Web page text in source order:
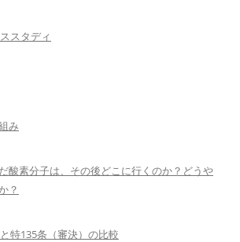
スタディ
み
酸素分子は、その後どこに行くのか？どうや
？
特135条（審決）の比較